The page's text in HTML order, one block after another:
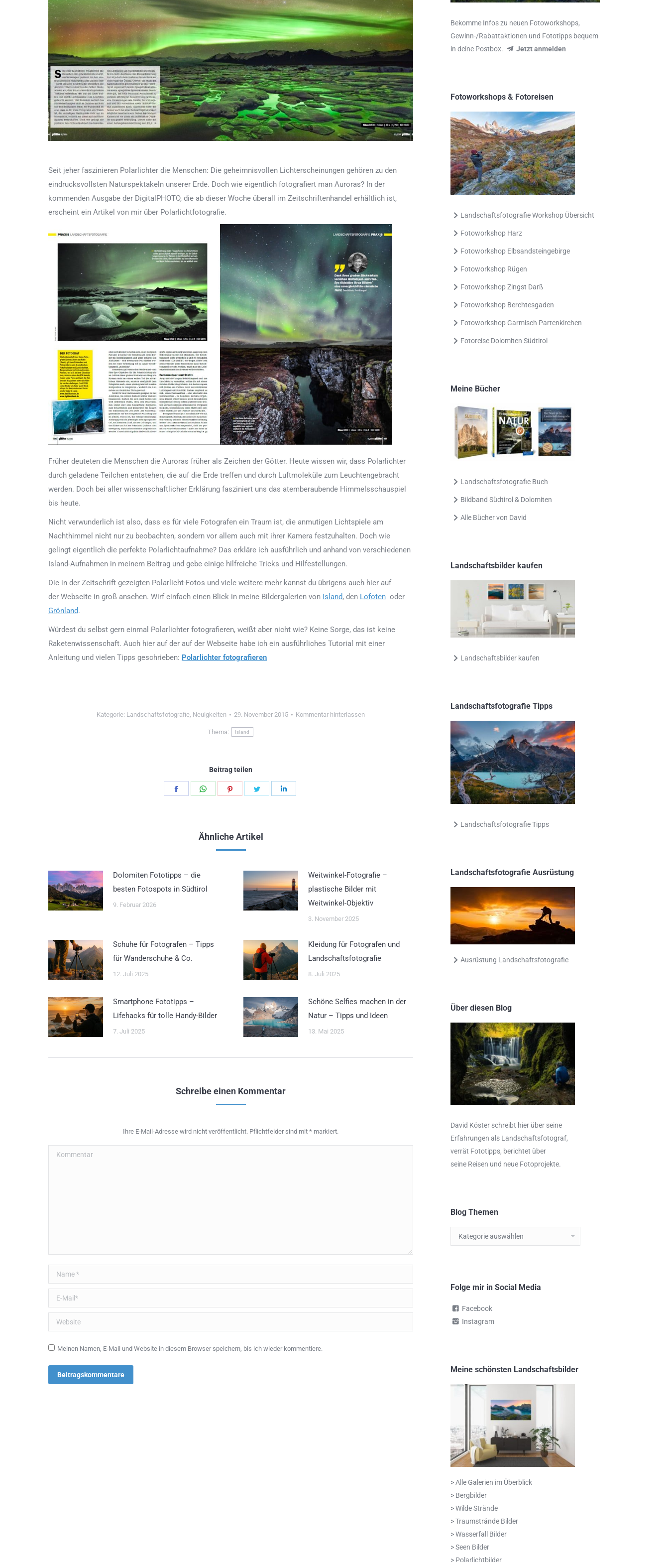
Seit jeher faszinieren Polarlichter die Menschen: Die geheimnisvollen Lichterscheinungen gehören zu den
eindrucksvollsten Naturspektakeln unserer Erde. Doch wie eigentlich fotografiert man Auroras? In der
kommenden Ausgabe der DigitalPHOTO, die ab dieser Woche überall im Zeitschriftenhandel erhältlich ist,
erscheint ein Artikel von mir über Polarlichtfotografie.
Früher deuteten die Menschen die Auroras früher als Zeichen der Götter. Heute wissen wir, dass Polarlichter
durch geladene Teilchen entstehen, die auf die Erde treffen und durch Luftmoleküle zum Leuchtengebracht
werden. Doch bei aller wissenschaftlicher Erklärung fasziniert uns das atemberaubende Himmelsschauspiel
bis heute.
Nicht verwunderlich ist also, dass es für viele Fotografen ein Traum ist, die anmutigen Lichtspiele am
Nachthimmel nicht nur zu beobachten, sondern vor allem auch mit ihrer Kamera festzuhalten. Doch wie
gelingt eigentlich die perfekte Polarlichtaufnahme? Das erkläre ich ausführlich und anhand von verschiedenen
Island-Aufnahmen in meinem Beitrag und gebe einige hilfreiche Tricks und Hilfestellungen.
Die in der Zeitschrift gezeigten Polarlicht-Fotos und viele weitere mehr kannst du übrigens auch hier auf
der Webseite in groß ansehen. Wirf einfach einen Blick in meine Bildergalerien von Island, den Lofoten oder
Grönland.
Würdest du selbst gern einmal Polarlichter fotografieren, weißt aber nicht wie? Keine Sorge, das ist keine
Raketenwissenschaft. Auch hier auf der auf der Webseite habe ich ein ausführliches Tutorial mit einer
Anleitung und vielen Tipps geschrieben: Polarlichter fotografieren
Kategorie: Landschaftsfotografie, Neuigkeiten 29. November 2015 Kommentar hinterlassen
Thema: Island
Beitrag teilen
Teilen
Teilen
Teilen
Teilen
Ähnliche Artikel
Dolomiten Fototipps – die
besten Fotospots in Südtirol
9. Februar 2026
Weitwinkel-Fotografie –
plastische Bilder mit
Weitwinkel-Objektiv
3. November 2025
Schuhe für Fotografen – Tipps
für Wanderschuhe & Co.
12. Juli 2025
Kleidung für Fotografen und
Landschaftsfotografie
8. Juli 2025
Smartphone Fototipps –
Lifehacks für tolle Handy-Bilder
7. Juli 2025
Schöne Selfies machen in der
Natur – Tipps und Ideen
13. Mai 2025
Schreibe einen Kommentar
Ihre E-Mail-Adresse wird nicht veröffentlicht. Pflichtfelder sind mit* markiert.
Kommentar
Name *
E-Mail *
Website
Meinen Namen, E-Mail und Website in diesem Browser speichern, bis ich wieder kommentiere.
Beitragskommentare
Bekomme Infos zu neuen Fotoworkshops,
Gewinn-/Rabattaktionen und Fototipps bequem
in deine Postbox.
Jetzt anmelden
Fotoworkshops & Fotoreisen
Landschaftsfotografie Workshop Übersicht
Fotoworkshop Harz
Fotoworkshop Elbsandsteingebirge
Fotoworkshop Rügen
Fotoworkshop Zingst Darß
Fotoworkshop Berchtesgaden
Fotoworkshop Garmisch Partenkirchen
Fotoreise Dolomiten Südtirol
Meine Bücher
Landschaftsfotografie Buch
Bildband Südtirol & Dolomiten
Alle Bücher von David
Landschaftsbilder kaufen
Landschaftsbilder kaufen
Landschaftsfotografie Tipps
Landschaftsfotografie Tipps
Landschaftsfotografie Ausrüstung
Ausrüstung Landschaftsfotografie
Über diesen Blog
David Köster schreibt hier über seine
Erfahrungen als Landschaftsfotograf,
verrät Fototipps, berichtet über
seine Reisen und neue Fotoprojekte.
Blog Themen
Blog
Themen
Folge mir in Social Media
Facebook
Instagram
Meine schönsten Landschaftsbilder
> Alle Galerien im Überblick
> Bergbilder
> Wilde Strände
> Traumstrände Bilder
> Wasserfall Bilder
> Seen Bilder
> Polarlichtbilder